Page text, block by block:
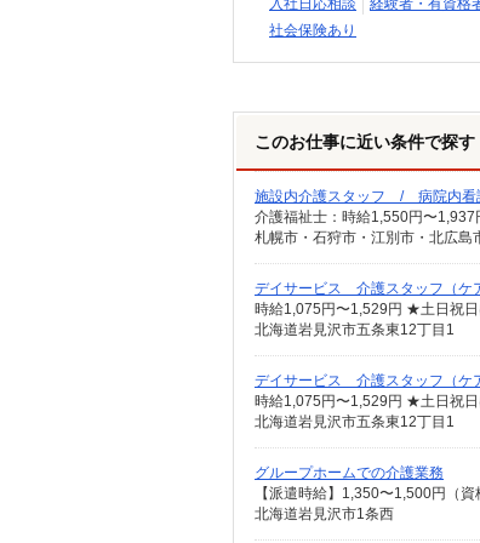
入社日応相談
経験者・有資格
社会保険あり
このお仕事に近い条件で探す
施設内介護スタッフ / 病院内
札幌市・石狩市・江別市・北広
デイサービス 介護スタッフ（ケ
時給1,075円〜1,529円 ★土日祝
北海道岩見沢市五条東12丁目1
デイサービス 介護スタッフ（ケ
時給1,075円〜1,529円 ★土日祝
北海道岩見沢市五条東12丁目1
グループホームでの介護業務
【派遣時給】1,350〜1,500円（
北海道岩見沢市1条西